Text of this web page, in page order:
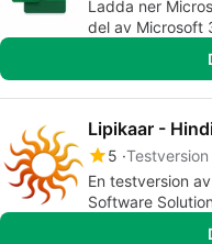
Ladda ner
del av Microsoft
Lipikaar -
5 Testversion
En testversion
Software